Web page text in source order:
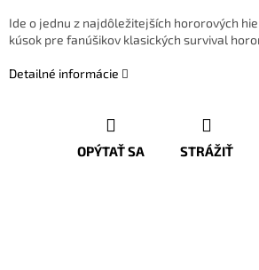
Ide o jednu z najdôležitejších hororových
kúsok pre fanúšikov klasických survival
Detailné informácie
OPÝTAŤ SA STRÁŽIŤ